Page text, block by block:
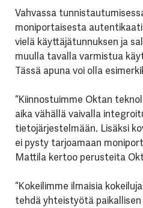
Vahvassa
moniportaisesta
vielä käyttäjätunnuksen ja
muulla tavalla varmistua
Tässä apuna voi olla
“Kiinnostuimme Oktan
aika vähällä vaivalla
tietojärjestelmään. Lisäksi
ei pysty tarjoamaan
Mattila kertoo perusteita
“Kokeilimme ilmaisia
tehdä yhteistyötä paikallisen